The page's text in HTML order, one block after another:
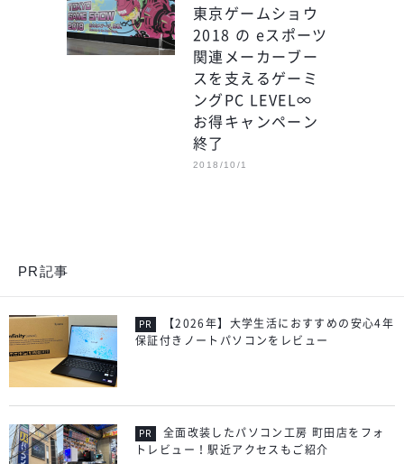
東京ゲームショウ
2018 の eスポーツ
関連メーカーブー
スを支えるゲーミ
ングPC LEVEL∞
お得キャンペーン
終了
2018/10/1
PR記事
【2026年】大学生活におすすめの安心4年
保証付きノートパソコンをレビュー
全面改装したパソコン工房 町田店をフォ
トレビュー！駅近アクセスもご紹介